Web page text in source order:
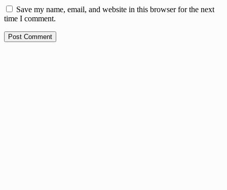
Save my name, email, and website in this browser for the next
time I comment.